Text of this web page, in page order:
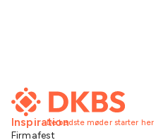
De bedste møder starter her
Inspiration
Firmafest